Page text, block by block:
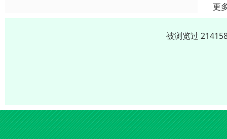
更
被浏览过